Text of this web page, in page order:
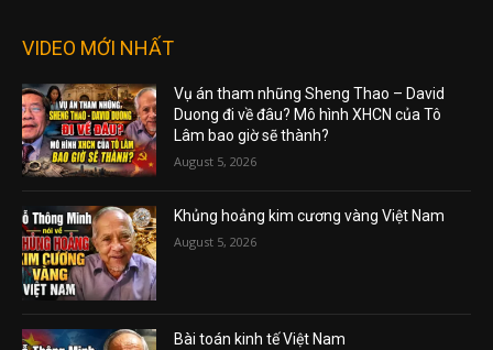
VIDEO MỚI NHẤT
Vụ án tham nhũng Sheng Thao – David
Duong đi về đâu? Mô hình XHCN của Tô
Lâm bao giờ sẽ thành?
August 5, 2026
Khủng hoảng kim cương vàng Việt Nam
August 5, 2026
Bài toán kinh tế Việt Nam